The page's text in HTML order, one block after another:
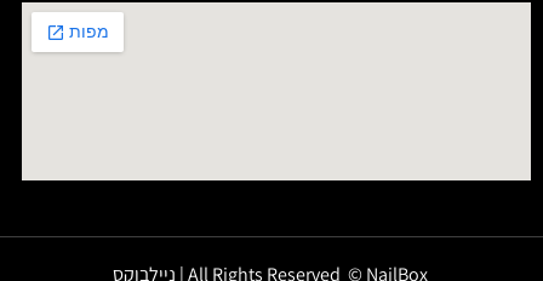
All Rights Reserved © NailBox | ניילבוקס